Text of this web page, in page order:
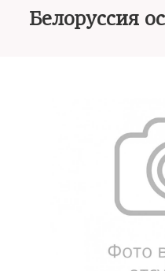
Белоруссия